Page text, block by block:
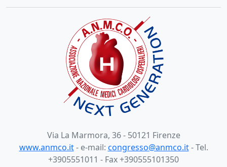
Via La Marmora, 36 - 50121 Firenze
www.anmco.it- e-mail: congresso@anmco.it- Tel.
+3905551011 - Fax +390555101350